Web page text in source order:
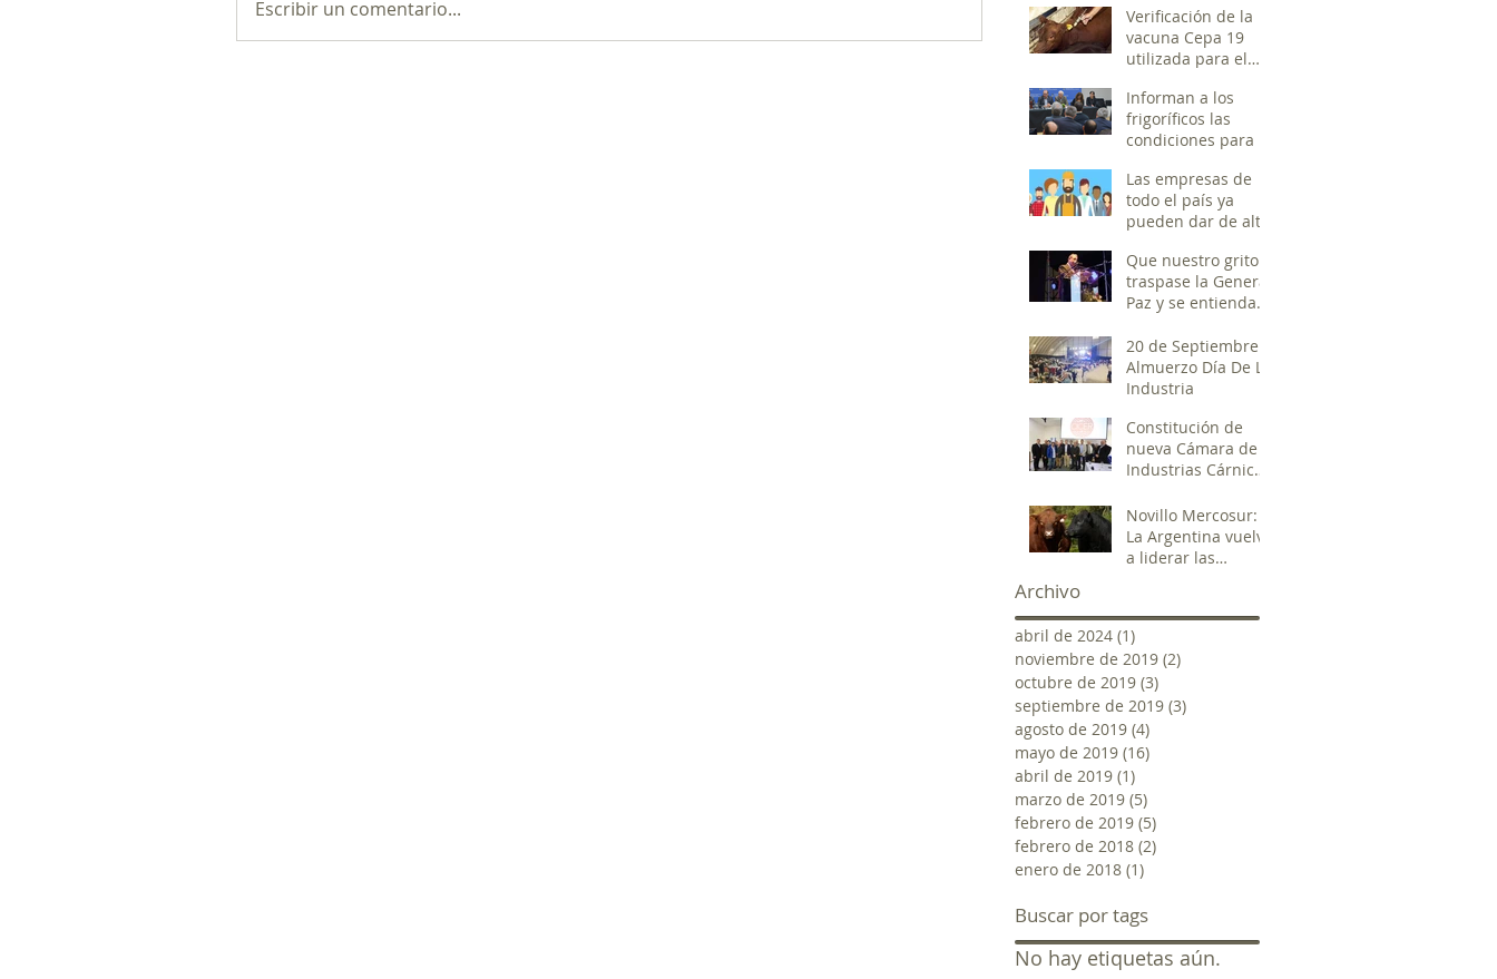
Escribir un comentario...
Verificación de la
vacuna Cepa 19
utilizada para el
brucelosis
Informan a los
frigoríficos las
condiciones para la
China
Las empresas de
todo el país ya
pueden dar de alta
que realizan
prácticas profesio
Que nuestro grito
traspase la General
Paz y se entienda
no hay Nación
20 de Septiembre
Almuerzo Día De La
Industria
Constitución de
nueva Cámara de
Industrias Cárnicas
Novillo Mercosur:
La Argentina vuelve
a liderar las
Archivo
abril de 2024 (1)
noviembre de 2019 (2)
octubre de 2019 (3)
septiembre de 2019 (3)
agosto de 2019 (4)
mayo de 2019 (16)
abril de 2019 (1)
marzo de 2019 (5)
febrero de 2019 (5)
febrero de 2018 (2)
enero de 2018 (1)
Buscar por tags
No hay etiquetas aún.